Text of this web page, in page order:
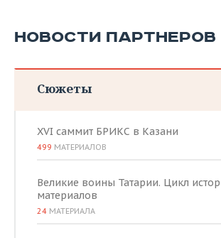
НОВОСТИ ПАРТНЕРОВ
Сюжеты
XVI саммит БРИКС в Казани
499 МАТЕРИАЛОВ
Великие воины Татарии. Цикл
материалов
24 МАТЕРИАЛА